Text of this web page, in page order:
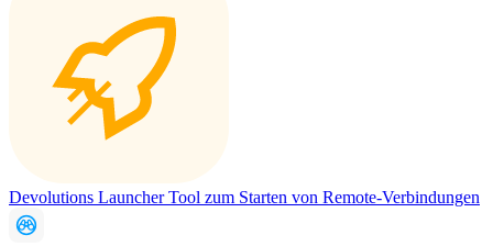
Devolutions Launcher Tool zum Starten von Remote-Verbindungen